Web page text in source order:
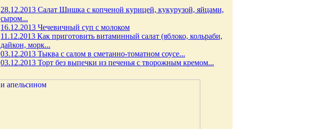
28.12.2013 Салат Шишка с копченой курицей, кукурузой, яйцами,
сыром...
16.12.2013 Чечевичный суп с молоком
11.12.2013 Как приготовить витаминный салат (яблоко, кольраби,
дайкон, морк...
03.12.2013 Тыква с салом в сметанно-томатном соусе...
03.12.2013 Торт без выпечки из печенья с творожным кремом...